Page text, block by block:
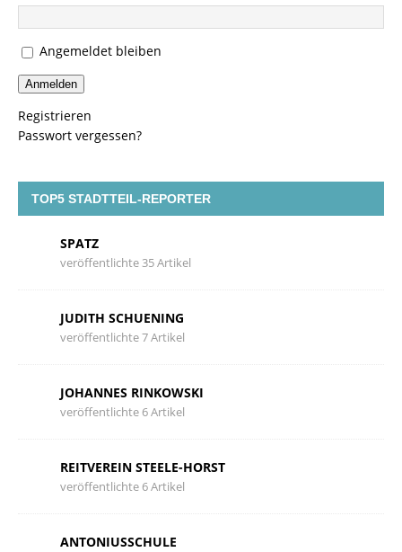
Angemeldet bleiben
Anmelden
Registrieren
Passwort vergessen?
TOP5 STADTTEIL-REPORTER
SPATZ
veröffentlichte 35 Artikel
JUDITH SCHUENING
veröffentlichte 7 Artikel
JOHANNES RINKOWSKI
veröffentlichte 6 Artikel
REITVEREIN STEELE-HORST
veröffentlichte 6 Artikel
ANTONIUSSCHULE